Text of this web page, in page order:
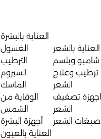
العناية بالشعر
شامبو وبلسم
ترطيب وعلاج
الشعر
اجهزة تصفيف
الشعر
صبغات الشعر
العناية بالبشرة
الغسول
الترطيب
السيروم
الماسك
الوقاية من
الشمس
أجهزة البشرة
العناية بالعيون